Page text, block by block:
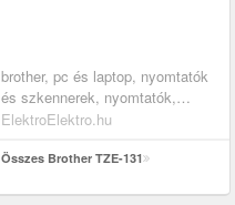
brother, pc és laptop, nyomtatók
és szkennerek, nyomtatók,
kellékek, papírok, papírok,
ElektroElektro.hu
Összes Brother TZE-131